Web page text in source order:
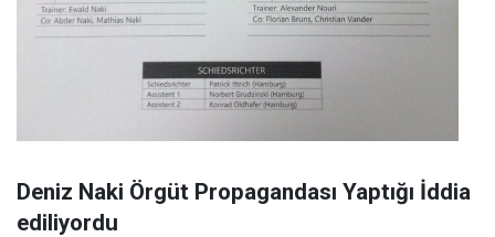
Deniz Naki Örgüt Propagandası Yaptığı İddia
ediliyordu